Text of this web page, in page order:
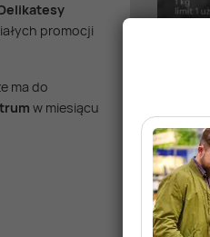
promocji
ma do
w miesiącu